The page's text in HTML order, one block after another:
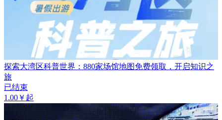
探索大湾区科普世界：880家场馆地图免费领取，开启知识之
旅
已结束
1.00￥起